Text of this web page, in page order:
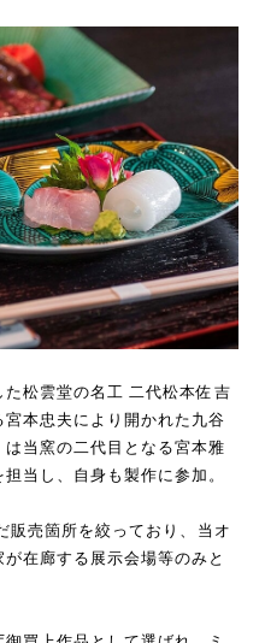
松雲堂の名工 二代松本佐吉
本忠夫により開かれた九谷
当窯の二代目となる宮本雅
当し、自身も製作に参加。
販売箇所を絞っており、当オ
在廊する展示会場等のみと